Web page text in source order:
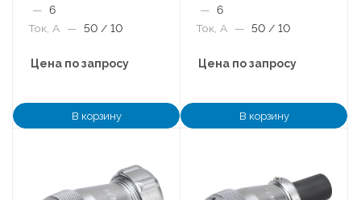
— 6
Ток, А
— 50 / 10
Цена по запросу
В корзину
— 6
Ток, А
— 50 / 10
Цена по запросу
В корзину